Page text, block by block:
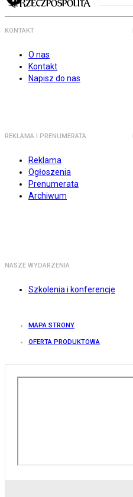
KONTAKT
O nas
Kontakt
Napisz do nas
REKLAMA I PRENUMERATA
Reklama
Ogłoszenia
Prenumerata
Archiwum
NASZE WYDARZENIA
Szkolenia i konferencje
MAPA STRONY
OFERTA PRODUKTOWA